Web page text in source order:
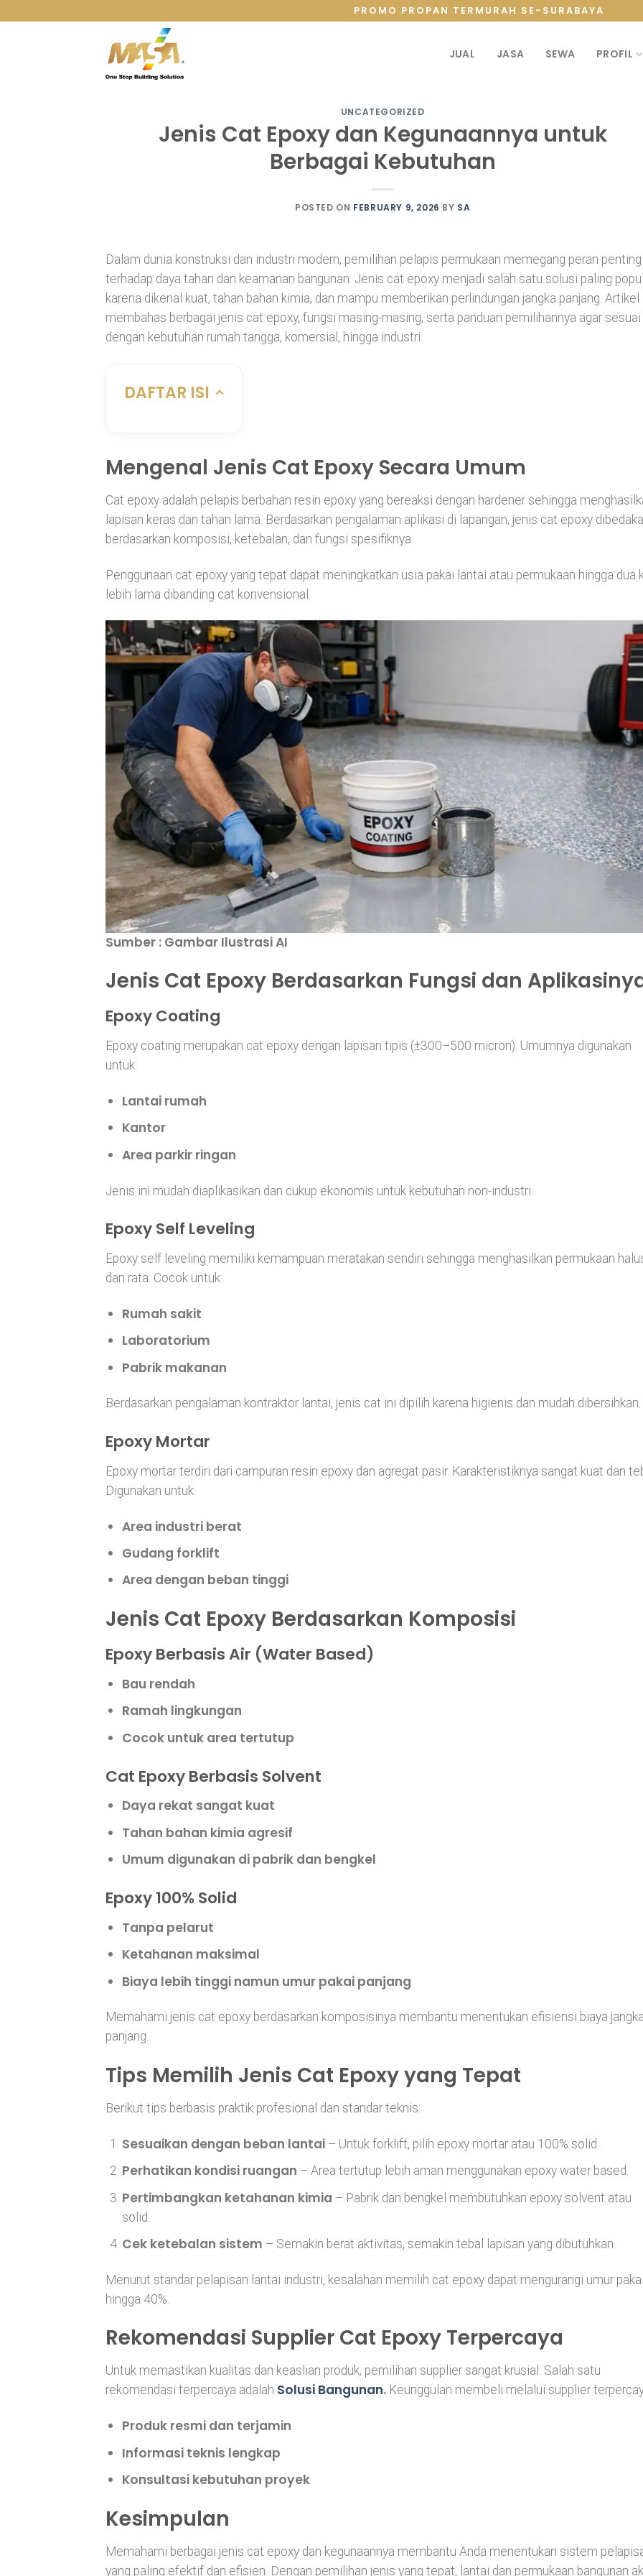
PROMO PROPAN TERMURAH SE-SURABAYA
JUAL JASA SEWA PROFIL
UNCATEGORIZED
Jenis Cat Epoxy dan Kegunaannya untuk
Berbagai Kebutuhan
POSTED ON FEBRUARY 9, 2026 BY SA
Dalam dunia konstruksi dan industri modern, pemilihan pelapis permukaan memegang peran penting
terhadap daya tahan dan keamanan bangunan. Jenis cat epoxy menjadi salah satu solusi paling
karena dikenal kuat, tahan bahan kimia, dan mampu memberikan perlindungan jangka panjang. Artikel
membahas berbagai jenis cat epoxy, fungsi masing-masing, serta panduan pemilihannya agar sesuai
dengan kebutuhan rumah tangga, komersial, hingga industri.
DAFTAR ISI
Mengenal Jenis Cat Epoxy Secara Umum
Cat epoxy adalah pelapis berbahan resin epoxy yang bereaksi dengan hardener sehingga
lapisan keras dan tahan lama. Berdasarkan pengalaman aplikasi di lapangan, jenis cat epoxy
berdasarkan komposisi, ketebalan, dan fungsi spesifiknya.
Penggunaan cat epoxy yang tepat dapat meningkatkan usia pakai lantai atau permukaan hingga dua
lebih lama dibanding cat konvensional.
Sumber : Gambar Ilustrasi AI
Jenis Cat Epoxy Berdasarkan Fungsi dan
Epoxy Coating
Epoxy coating merupakan cat epoxy dengan lapisan tipis (±300–500 micron). Umumnya digunakan
untuk:
Lantai rumah
Kantor
Area parkir ringan
Jenis ini mudah diaplikasikan dan cukup ekonomis untuk kebutuhan non-industri.
Epoxy Self Leveling
Epoxy self leveling memiliki kemampuan meratakan sendiri sehingga menghasilkan permukaan
dan rata. Cocok untuk:
Rumah sakit
Laboratorium
Pabrik makanan
Berdasarkan pengalaman kontraktor lantai, jenis cat ini dipilih karena higienis dan mudah dibersihkan.
Epoxy Mortar
Epoxy mortar terdiri dari campuran resin epoxy dan agregat pasir. Karakteristiknya sangat kuat dan
Digunakan untuk:
Area industri berat
Gudang forklift
Area dengan beban tinggi
Jenis Cat Epoxy Berdasarkan Komposisi
Epoxy Berbasis Air (Water Based)
Bau rendah
Ramah lingkungan
Cocok untuk area tertutup
Cat Epoxy Berbasis Solvent
Daya rekat sangat kuat
Tahan bahan kimia agresif
Umum digunakan di pabrik dan bengkel
Epoxy 100% Solid
Tanpa pelarut
Ketahanan maksimal
Biaya lebih tinggi namun umur pakai panjang
Memahami jenis cat epoxy berdasarkan komposisinya membantu menentukan efisiensi biaya
panjang.
Tips Memilih Jenis Cat Epoxy yang Tepat
Berikut tips berbasis praktik profesional dan standar teknis:
Sesuaikan dengan beban lantai– Untuk forklift, pilih epoxy mortar atau 100% solid.
Perhatikan kondisi ruangan – Area tertutup lebih aman menggunakan epoxy water based.
Pertimbangkan ketahanan kimia – Pabrik dan bengkel membutuhkan epoxy solvent atau
solid.
Cek ketebalan sistem – Semakin berat aktivitas, semakin tebal lapisan yang dibutuhkan.
Menurut standar pelapisan lantai industri, kesalahan memilih cat epoxy dapat mengurangi umur
hingga 40%.
Rekomendasi Supplier Cat Epoxy Terpercaya
Untuk memastikan kualitas dan keaslian produk, pemilihan supplier sangat krusial. Salah satu
rekomendasi terpercaya adalah Solusi Bangunan. Keunggulan membeli melalui supplier
Produk resmi dan terjamin
Informasi teknis lengkap
Konsultasi kebutuhan proyek
Kesimpulan
Memahami berbagai jenis cat epoxy dan kegunaannya membantu Anda menentukan sistem
yang paling efektif dan efisien. Dengan pemilihan jenis yang tepat, lantai dan permukaan bangunan